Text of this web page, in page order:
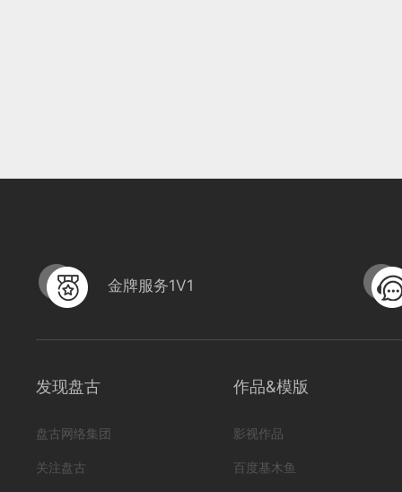
金牌服务1V1
发现盘古
盘古网络集团
关注盘古
作品&模版
影视作品
百度基木鱼